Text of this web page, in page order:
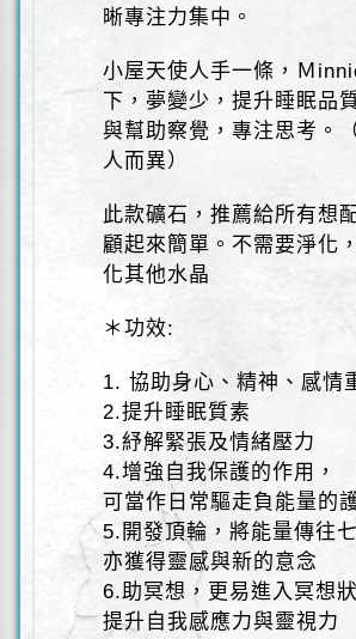
晰專注力集中。
小屋天使人手一條，Ｍ
下，夢變少，提升睡眠品
與幫助察覺，專注思考。
人而異）
此款礦石，推薦給所有想
顧起來簡單。不需要淨化
化其他水晶
＊功效:
1. 協助身心、精神、感情
2.提升睡眠質素
3.紓解緊張及情緒壓力
4.增強自我保護的作用，
可當作日常驅走負能量的
5.開發頂輪，將能量傳往七
亦獲得靈感與新的意念
6.助冥想，更易進入冥想
提升自我感應力與靈視力